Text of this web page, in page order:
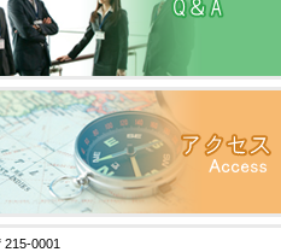
215-0001